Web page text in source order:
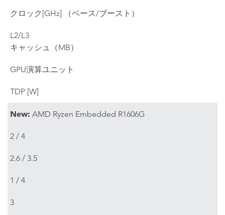
クロック[GHz] （ベース/ブースト）
L2/L3
キャッシュ（MB）
GPU演算ユニット
TDP [W]
New: AMD Ryzen Embedded R1606G
2 / 4
2.6 / 3.5
1 / 4
3